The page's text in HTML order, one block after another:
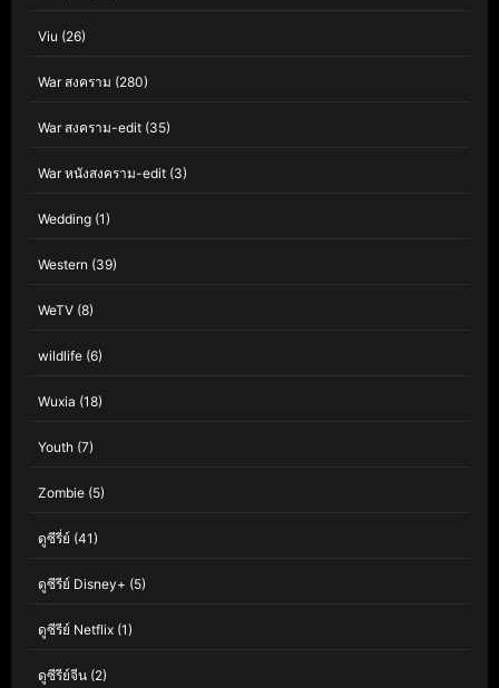
Viu (26)
War สงคราม (280)
War สงคราม-edit (35)
War หนังสงคราม-edit (3)
Wedding (1)
Western (39)
WeTV (8)
wildlife (6)
Wuxia (18)
Youth (7)
Zombie (5)
ดูซีรี่ย์ (41)
ดูซีรีย์ Disney+ (5)
ดูซีรีย์ Netflix (1)
ดูซีรีย์จีน (2)